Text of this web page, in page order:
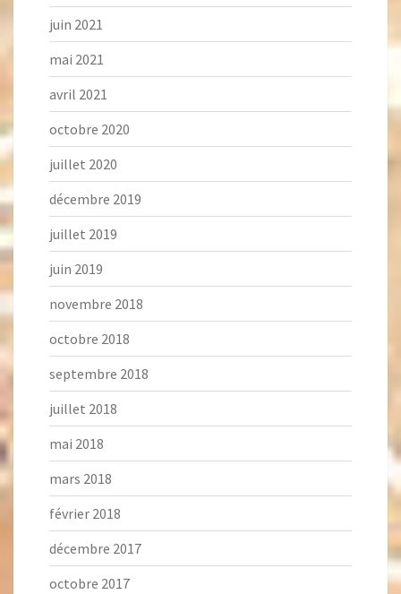
juin 2021
mai 2021
avril 2021
octobre 2020
juillet 2020
décembre 2019
juillet 2019
juin 2019
novembre 2018
octobre 2018
septembre 2018
juillet 2018
mai 2018
mars 2018
février 2018
décembre 2017
octobre 2017